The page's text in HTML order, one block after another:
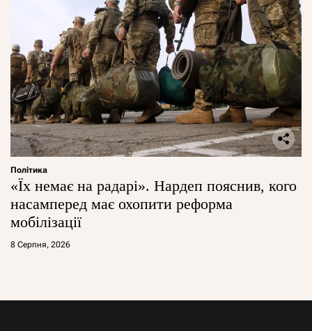
Політика
«Їх немає на радарі». Нардеп пояснив, кого
насамперед має охопити реформа
мобілізації
8 Серпня, 2026